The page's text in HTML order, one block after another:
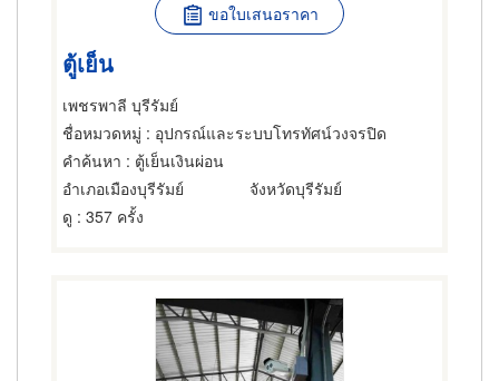
ขอใบเสนอราคา
ตู้เย็น
เพชรพาลี บุรีรัมย์
ชื่อหมวดหมู่ : อุปกรณ์และระบบโทรทัศน์วงจรปิด
คำค้นหา : ตู้เย็นเงินผ่อน
อำเภอเมืองบุรีรัมย์
จังหวัดบุรีรัมย์
ดู : 357 ครั้ง